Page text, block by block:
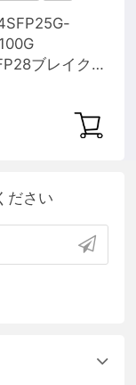
ブレイクア
ィカルケー
ださい